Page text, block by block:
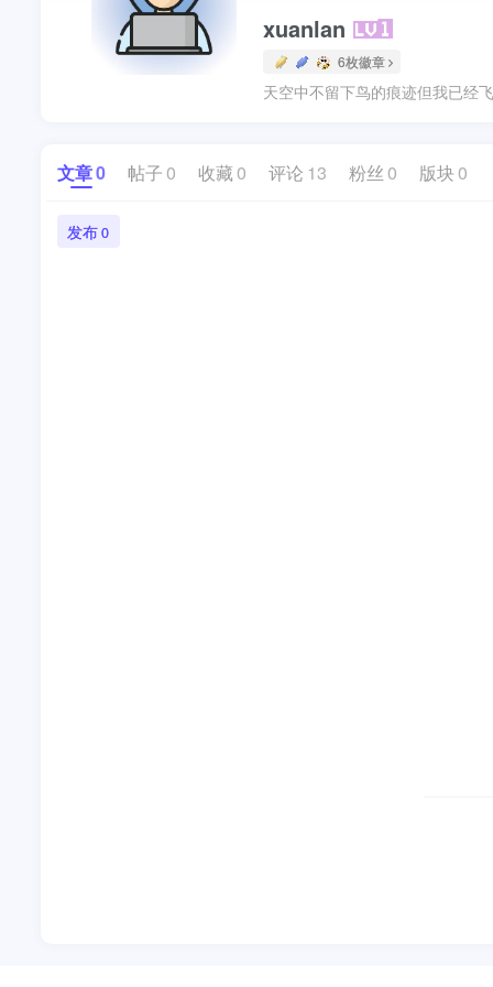
xuanlan
6枚徽章
天空中不留下鸟的痕迹但我已经
文章0 帖子 0 收藏 0 评论 13 粉丝 0 版块 0
发布0